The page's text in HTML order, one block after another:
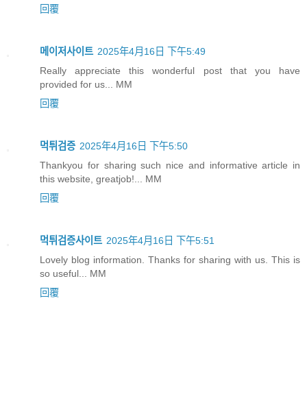
回覆
메이저사이트 2025年4月16日 下午5:49
Really appreciate this wonderful post that you have
provided for us... MM
回覆
먹튀검증 2025年4月16日 下午5:50
Thankyou for sharing such nice and informative article in
this website, greatjob!... MM
回覆
먹튀검증사이트 2025年4月16日 下午5:51
Lovely blog information. Thanks for sharing with us. This is
so useful... MM
回覆